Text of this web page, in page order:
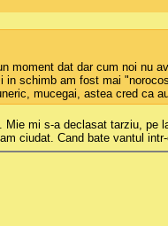
moment dat dar cum noi
schimb am fost mai
mucegai, astea cred ca
mi s-a declasat tarziu,
ciudat. Cand bate vantul